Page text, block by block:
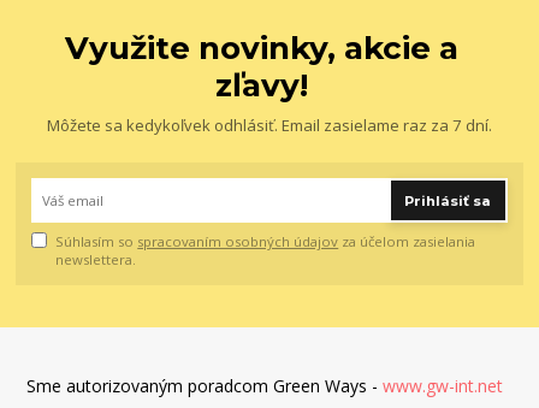
Využite novinky, akcie a
zľavy!
Môžete sa kedykoľvek odhlásiť. Email zasielame raz za 7 dní.
Prihlásiť sa
Súhlasím so spracovaním osobných údajov za účelom zasielania
newslettera.
Sme autorizovaným poradcom Green Ways - www.gw-int.net